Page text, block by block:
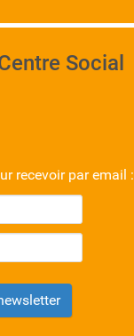
Social
recevoir par email :